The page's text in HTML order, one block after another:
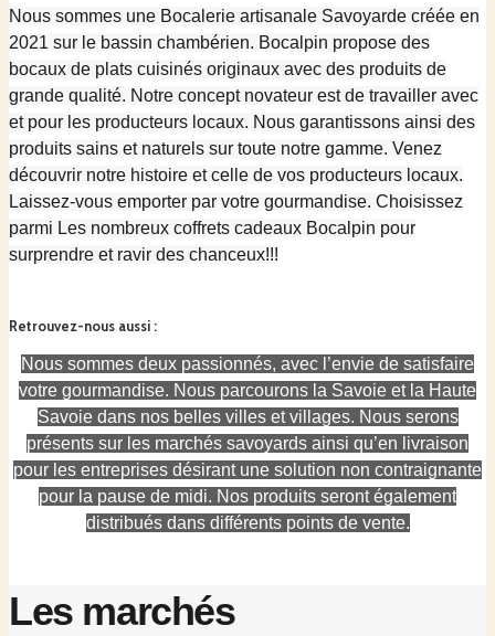
Nous sommes une Bocalerie artisanale Savoyarde créée en
2021 sur le bassin chambérien. Bocalpin propose des
bocaux de plats cuisinés originaux avec des produits de
grande qualité. Notre concept novateur est de travailler avec
et pour les producteurs locaux. Nous garantissons ainsi des
produits sains et naturels sur toute notre gamme. Venez
découvrir notre histoire et celle de vos producteurs locaux.
Laissez-vous emporter par votre gourmandise. Choisissez
parmi Les nombreux coffrets cadeaux Bocalpin pour
surprendre et ravir des chanceux!!!
Retrouvez-nous aussi :
Nous sommes deux passionnés, avec l’envie de satisfaire
votre gourmandise. Nous parcourons la Savoie et la Haute
Savoie dans nos belles villes et villages. Nous serons
présents sur les marchés savoyards ainsi qu’en livraison
pour les entreprises désirant une solution non contraignante
pour la pause de midi. Nos produits seront également
distribués dans différents points de vente.
Les marchés